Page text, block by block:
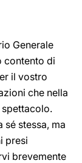
Generale
contento di
il vostro
che nella
spettacolo.
sé stessa, ma
presi
brevemente